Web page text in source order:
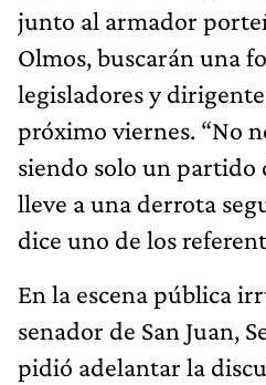
junto al armador
Olmos, buscarán una
legisladores y
próximo viernes. “No
siendo solo un partido
lleve a una derrota
dice uno de los
En la escena pública
senador de San Juan,
pidió adelantar la